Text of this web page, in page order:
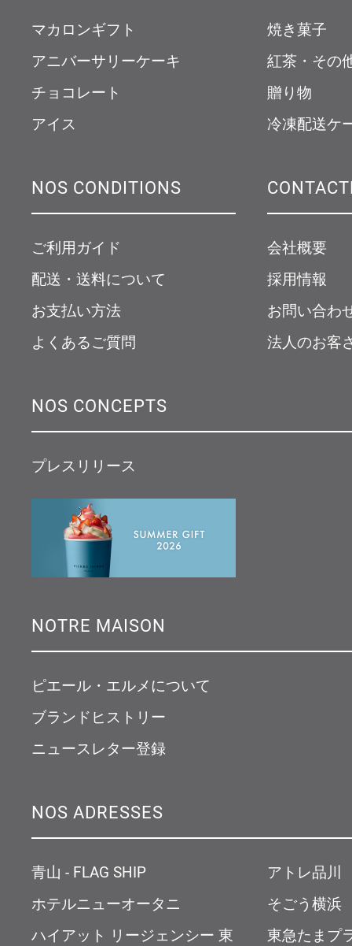
マカロンギフト
アニバーサリーケーキ
チョコレート
アイス
焼き菓子
紅茶・その
贈り物
冷凍配送ケ
NOS CONDITIONS
ご利用ガイド
配送・送料について
お支払い方法
よくあるご質問
会社概要
採用情報
お問い合わ
法人のお客
NOS CONCEPTS
プレスリリース
NOTRE MAISON
ピエール・エルメについて
ブランドヒストリー
ニュースレター登録
NOS ADRESSES
青山 - FLAG SHIP
ホテルニューオータニ
ハイアット リージェンシー 東
アトレ品川
そごう横浜
東急たまプ